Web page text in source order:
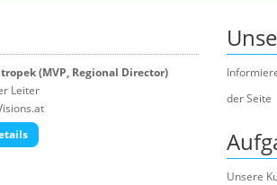
(MVP, Regional Director)
Leiter
der Seite
Unsere